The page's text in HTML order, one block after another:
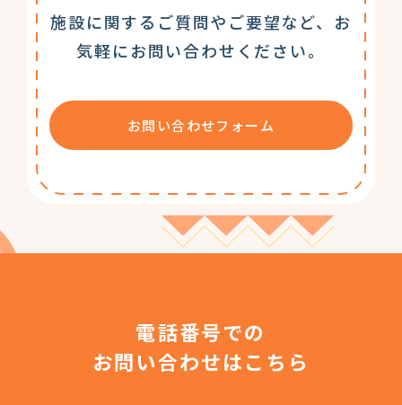
施設に関するご質問やご要望など、お
気軽にお問い合わせください。
お問い合わせフォーム
電話番号での
お問い合わせはこちら